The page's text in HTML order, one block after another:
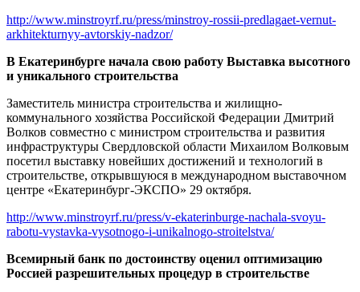
http://www.minstroyrf.ru/press/minstroy-rossii-predlagaet-vernut-
arkhitekturnyy-avtorskiy-nadzor/
В Екатеринбурге начала свою работу Выставка высотного
и уникального строительства
Заместитель министра строительства и жилищно-
коммунального хозяйства Российской Федерации Дмитрий
Волков совместно с министром строительства и развития
инфраструктуры Свердловской области Михаилом Волковым
посетил выставку новейших достижений и технологий в
строительстве, открывшуюся в международном выставочном
центре «Екатеринбург-ЭКСПО» 29 октября.
http://www.minstroyrf.ru/press/v-ekaterinburge-nachala-svoyu-
rabotu-vystavka-vysotnogo-i-unikalnogo-stroitelstva/
Всемирный банк по достоинству оценил оптимизацию
Россией разрешительных процедур в строительстве